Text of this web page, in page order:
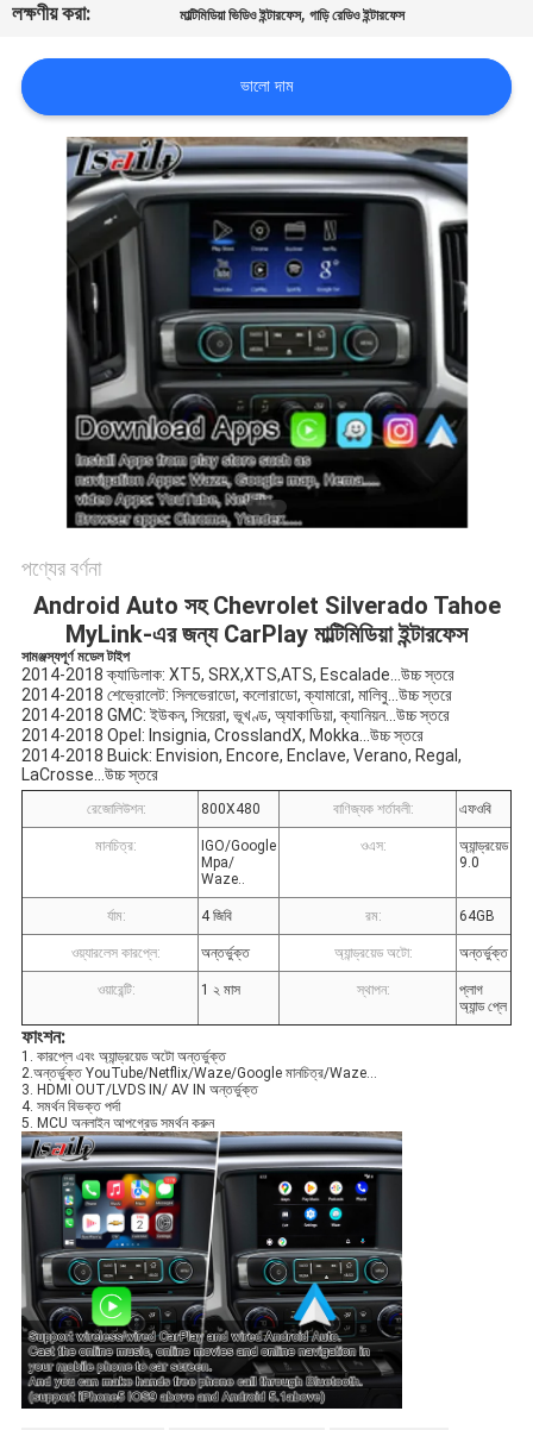
কেস
PRIVACY
POLICY
লক্ষণীয় করা:
মাল্টিমিডিয়া ভিডিও ইন্টারফেস,গাড়ি রেডিও ইন্টারফেস
ভালো দাম
পণ্যের বর্ণনা
Android Auto সহ Chevrolet Silverado Tahoe
MyLink-এর জন্য CarPlay মাল্টিমিডিয়া ইন্টারফেস
সামঞ্জস্যপূর্ণ মডেল টাইপ
2014-2018 ক্যাডিলাক: XT5, SRX,XTS,ATS, Escalade...উচ্চ স্তরে
2014-2018 শেভ্রোলেট: সিলভেরাডো, কলোরাডো, ক্যামারো, মালিবু...উচ্চ স্তরে
2014-2018 GMC: ইউকন, সিয়েরা, ভূখণ্ড, অ্যাকাডিয়া, ক্যানিয়ন...উচ্চ স্তরে
2014-2018 Opel: Insignia, CrosslandX, Mokka...উচ্চ স্তরে
2014-2018 Buick: Envision, Encore, Enclave, Verano, Regal,
LaCrosse...উচ্চ স্তরে
রেজোলিউশন: 800X480 বাণিজ্যক শর্তাবলী: এফওবি
মানচিত্র:
IGO/Google
Mpa/
Waze..
ওএস:
অ্যান্ড্রয়েড
9.0
র্যাম: 4 জিবি রম: 64GB
ওয়্যারলেস কারপ্লে: অন্তর্ভুক্ত অ্যান্ড্রয়েড অটো: অন্তর্ভুক্ত
ওয়ারেন্টি: 1 ২ মাস স্থাপন:
প্লাগ
অ্যান্ড প্লে
ফাংশন:
1. কারপ্লে এবং অ্যান্ড্রয়েড অটো অন্তর্ভুক্ত
2.অন্তর্ভুক্ত YouTube/Netflix/Waze/Google মানচিত্র/Waze...
3. HDMI OUT/LVDS IN/ AV IN অন্তর্ভুক্ত
4. সমর্থন বিভক্ত পর্দা
5. MCU অনলাইন আপগ্রেড সমর্থন করুন